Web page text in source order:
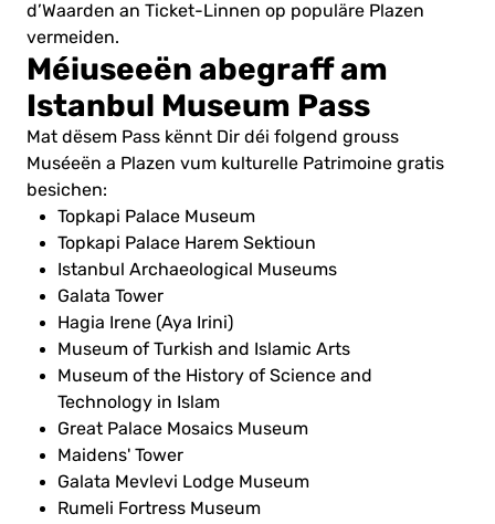
d’Waarden an Ticket-Linnen op populäre Plazen
vermeiden.
Méiuseeën abegraff am
Istanbul Museum Pass
Mat dësem Pass kënnt Dir déi folgend grouss
Muséeën a Plazen vum kulturelle Patrimoine gratis
besichen:
Topkapi Palace Museum
Topkapi Palace Harem Sektioun
Istanbul Archaeological Museums
Galata Tower
Hagia Irene (Aya Irini)
Museum of Turkish and Islamic Arts
Museum of the History of Science and
Technology in Islam
Great Palace Mosaics Museum
Maidens' Tower
Galata Mevlevi Lodge Museum
Rumeli Fortress Museum